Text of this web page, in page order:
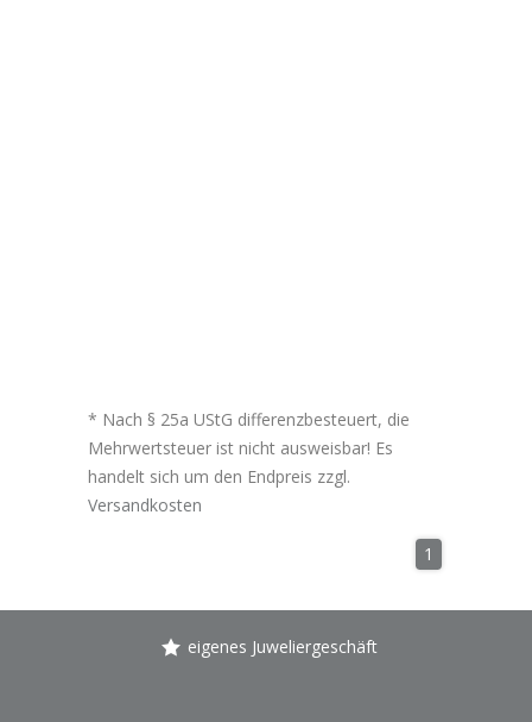
* Nach § 25a UStG differenzbesteuert, die
Mehrwertsteuer ist nicht ausweisbar! Es
handelt sich um den Endpreis zzgl.
Versandkosten
1
eigenes Juweliergeschäft